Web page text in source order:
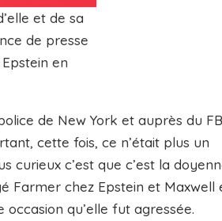
et de sa
de presse
en
de New York et auprès du
cette fois, ce n’était plus un
curieux c’est que c’est la
Farmer chez Epstein et Maxwell
occasion qu’elle fut agressée.